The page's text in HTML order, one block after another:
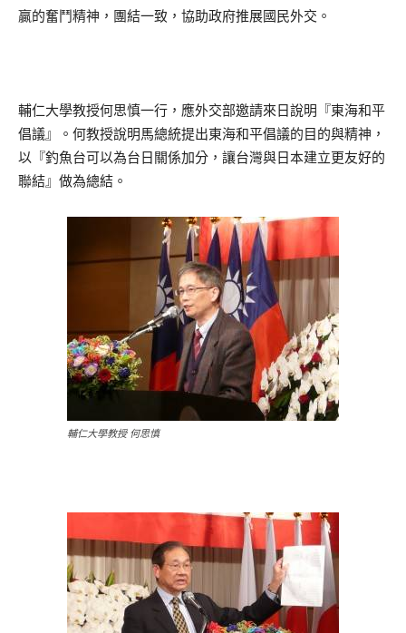
贏的奮鬥精神，團結一致，協助政府推展國民外交。
輔仁大學教授何思慎一行，應外交部邀請來日說明『東海和平
倡議』。何教授說明馬總統提出東海和平倡議的目的與精神，
以『釣魚台可以為台日關係加分，讓台灣與日本建立更友好的
聯結』做為總結。
輔仁大學教授 何思慎